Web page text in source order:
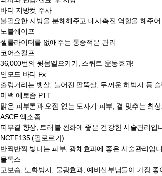
바디 지방컷 주사
불필요한 지방을 분해해주고 대사촉진 역할을 해주
노블쉐이프
셀룰라이터를 없애주는 통증적은 관리
코어스컬프
36,000번의 윗몸일으키기, 스쿼트 운동효과!
인모드 바디 Fx
출렁거리는 뱃살, 늘어진 팔뚝살, 두꺼운 허벅지 등
미백 에토좀 PTT
맑은 피부톤과 오점 없는 도자기 피부, 결 맞추는 최
ASCE 엑소좀
피부결 향상, 트러블 완화에 좋은 건강한 시술관리입
NCTF135 (필로르가)
반짝반짝 빛나는 피부, 광채효과에 좋은 시술관리입
물톡스
고보습, 노화방지, 물광효과, 예비신부님들이 가장 좋